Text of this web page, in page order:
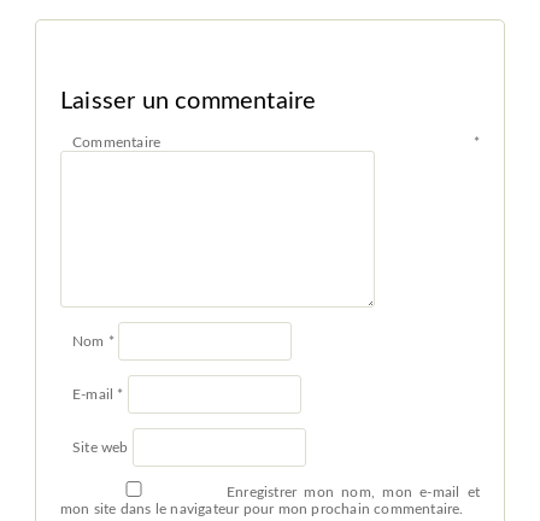
Laisser un commentaire
Commentaire *
Nom *
E-mail *
Site web
Enregistrer mon nom, mon e-mail et
mon site dans le navigateur pour mon prochain commentaire.